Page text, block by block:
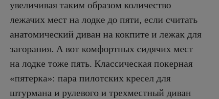
увеличивая таким образом количество
лежачих мест на лодке до пяти, если считать
анатомический диван на кокпите и лежак для
загорания. А вот комфортных сидячих мест
на лодке тоже пять. Классическая покерная
«пятерка»: пара пилотских кресел для
штурмана и рулевого и трехместный диван